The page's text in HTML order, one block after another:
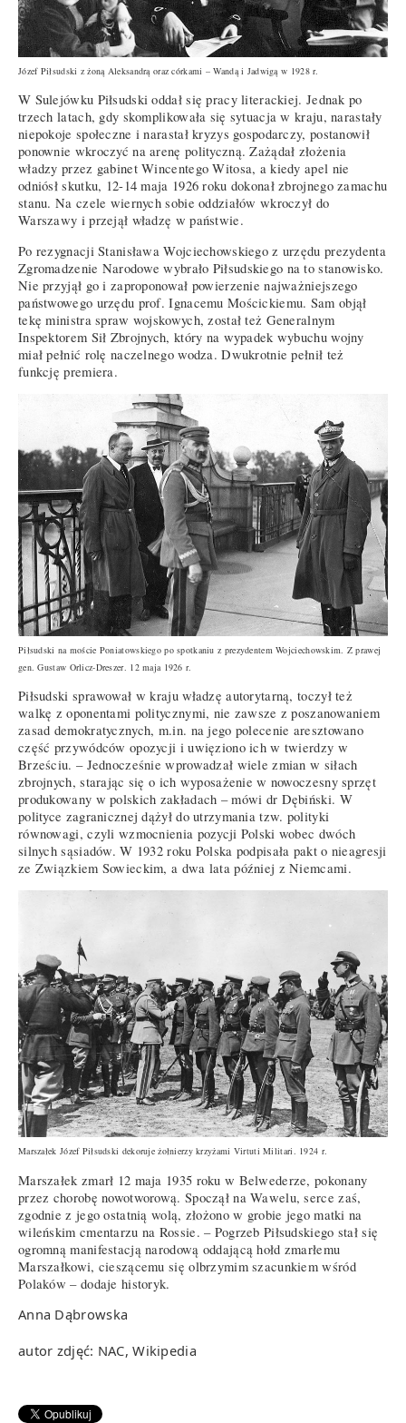
Józef Piłsudski z żoną Aleksandrą oraz córkami – Wandą i Jadwigą w 1928 r.
W Sulejówku Piłsudski oddał się pracy literackiej. Jednak po
trzech latach, gdy skomplikowała się sytuacja w kraju, narastały
niepokoje społeczne i narastał kryzys gospodarczy, postanowił
ponownie wkroczyć na arenę polityczną. Zażądał złożenia
władzy przez gabinet Wincentego Witosa, a kiedy apel nie
odniósł skutku, 12-14 maja 1926 roku dokonał zbrojnego zamachu
stanu. Na czele wiernych sobie oddziałów wkroczył do
Warszawy i przejął władzę w państwie.
Po rezygnacji Stanisława Wojciechowskiego z urzędu prezydenta
Zgromadzenie Narodowe wybrało Piłsudskiego na to stanowisko.
Nie przyjął go i zaproponował powierzenie najważniejszego
państwowego urzędu prof. Ignacemu Mościckiemu. Sam objął
tekę ministra spraw wojskowych, został też Generalnym
Inspektorem Sił Zbrojnych, który na wypadek wybuchu wojny
miał pełnić rolę naczelnego wodza. Dwukrotnie pełnił też
funkcję premiera.
Piłsudski na moście Poniatowskiego po spotkaniu z prezydentem Wojciechowskim. Z prawej
gen. Gustaw Orlicz-Dreszer. 12 maja 1926 r.
Piłsudski sprawował w kraju władzę autorytarną, toczył też
walkę z oponentami politycznymi, nie zawsze z poszanowaniem
zasad demokratycznych, m.in. na jego polecenie aresztowano
część przywódców opozycji i uwięziono ich w twierdzy w
Brześciu. – Jednocześnie wprowadzał wiele zmian w siłach
zbrojnych, starając się o ich wyposażenie w nowoczesny sprzęt
produkowany w polskich zakładach – mówi dr Dębiński. W
polityce zagranicznej dążył do utrzymania tzw. polityki
równowagi, czyli wzmocnienia pozycji Polski wobec dwóch
silnych sąsiadów. W 1932 roku Polska podpisała pakt o nieagresji
ze Związkiem Sowieckim, a dwa lata później z Niemcami.
Marszałek Józef Piłsudski dekoruje żołnierzy krzyżami Virtuti Militari. 1924 r.
Marszałek zmarł 12 maja 1935 roku w Belwederze, pokonany
przez chorobę nowotworową. Spoczął na Wawelu, serce zaś,
zgodnie z jego ostatnią wolą, złożono w grobie jego matki na
wileńskim cmentarzu na Rossie. – Pogrzeb Piłsudskiego stał się
ogromną manifestacją narodową oddającą hołd zmarłemu
Marszałkowi, cieszącemu się olbrzymim szacunkiem wśród
Polaków – dodaje historyk.
Anna Dąbrowska
autor zdjęć: NAC, Wikipedia